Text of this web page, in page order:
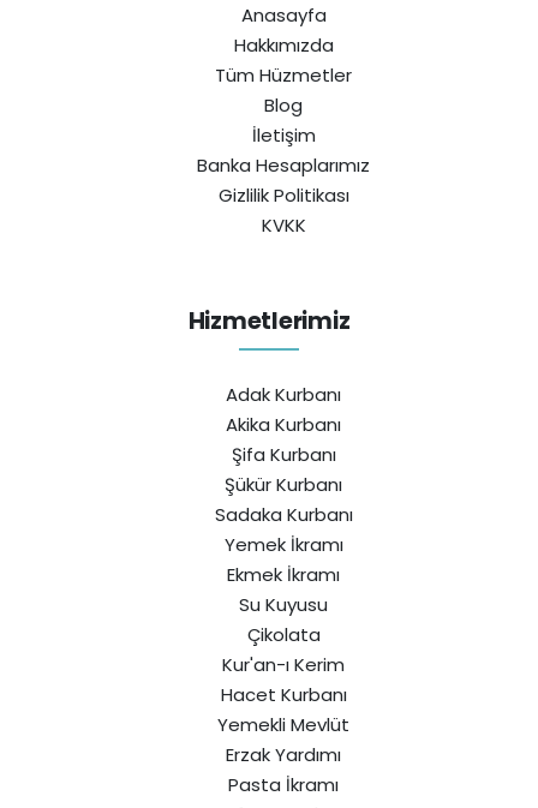
Anasayfa
Hakkımızda
Tüm Hüzmetler
Blog
İletişim
Banka Hesaplarımız
Gizlilik Politikası
KVKK
Hizmetlerimiz
Adak Kurbanı
Akika Kurbanı
Şifa Kurbanı
Şükür Kurbanı
Sadaka Kurbanı
Yemek İkramı
Ekmek İkramı
Su Kuyusu
Çikolata
Kur'an-ı Kerim
Hacet Kurbanı
Yemekli Mevlüt
Erzak Yardımı
Pasta İkramı